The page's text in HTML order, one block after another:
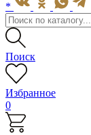
*
Поиск
Избранное
0